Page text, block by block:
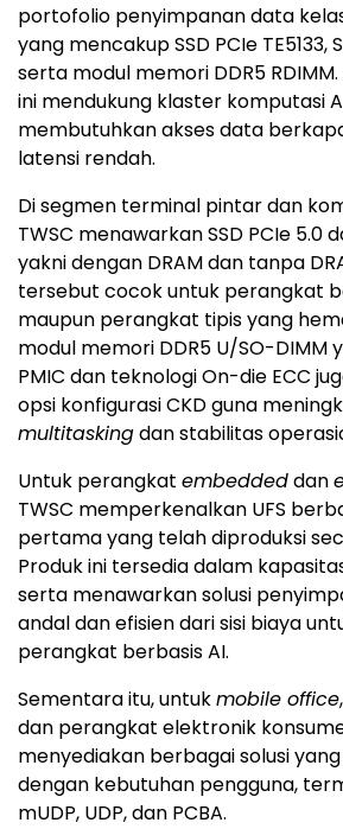
portofolio penyimpanan data
yang mencakup SSD PCIe TE5133,
serta modul memori DDR5
ini mendukung klaster komputasi
membutuhkan akses data
latensi rendah.
Di segmen terminal pintar dan
TWSC menawarkan SSD PCIe 5.0
yakni dengan DRAM dan tanpa
tersebut cocok untuk perangkat
maupun perangkat tipis yang
modul memori DDR5 U/SO-DIMM
PMIC dan teknologi On-die ECC
opsi konfigurasi CKD guna
multitaskingdan stabilitas
Untuk perangkat embeddeddan
TWSC memperkenalkan UFS
pertama yang telah diproduksi
Produk ini tersedia dalam kapasitas
serta menawarkan solusi
andal dan efisien dari sisi biaya
perangkat berbasis AI.
Sementara itu, untukmobile office,
dan perangkat elektronik
menyediakan berbagai solusi
dengan kebutuhan pengguna,
mUDP, UDP, dan PCBA.